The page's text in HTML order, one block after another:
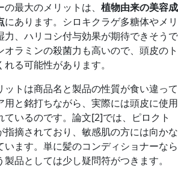
最大のメリットは、 植物由来の美容成
にあります。シロキクラゲ多糖体やメリ
力、ハリコシ付与効果が期待できそうで
ラミンの殺菌力も高いので、頭皮のト
る可能性があります。
ットは商品名と製品の性質が食い違って
用と銘打ちながら、実際には頭皮に使用
ているのです。論文[2]では、ピロクト
指摘されており、敏感肌の方には向かな
います。単に髪のコンディショナーなら
品としては少し疑問符がつきます。